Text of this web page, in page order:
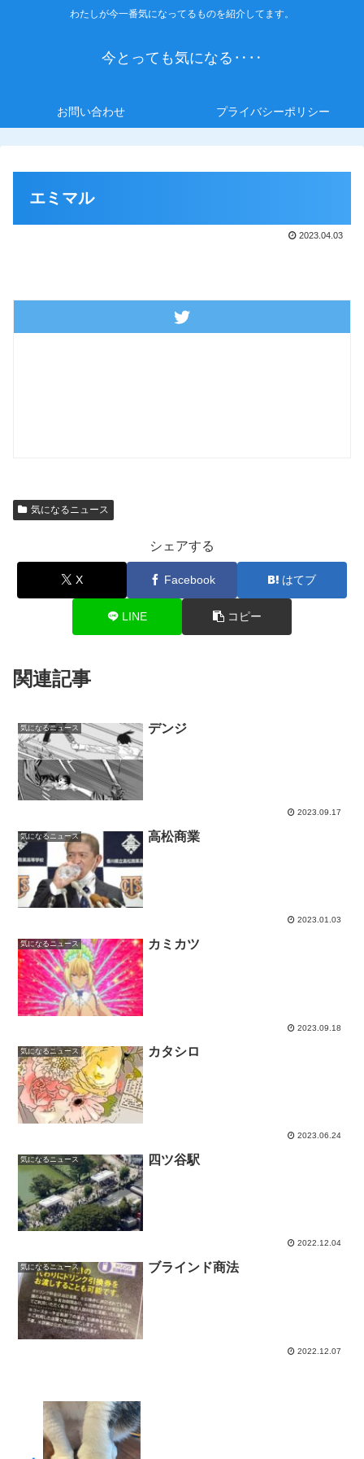
わたしが今一番気になってるものを紹介してます。
今とっても気になる‥‥
お問い合わせ プライバシーポリシー
エミマル
2023.04.03
気になるニュース
シェアする
X Facebook はてブ
LINE コピー
関連記事
気になるニュース デンジ
2023.09.17
気になるニュース 高松商業
2023.01.03
気になるニュース カミカツ
2023.09.18
気になるニュース カタシロ
2023.06.24
気になるニュース 四ツ谷駅
2022.12.04
気になるニュース ブラインド商法
2022.12.07